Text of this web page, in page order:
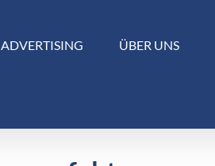
ÜBER UNS